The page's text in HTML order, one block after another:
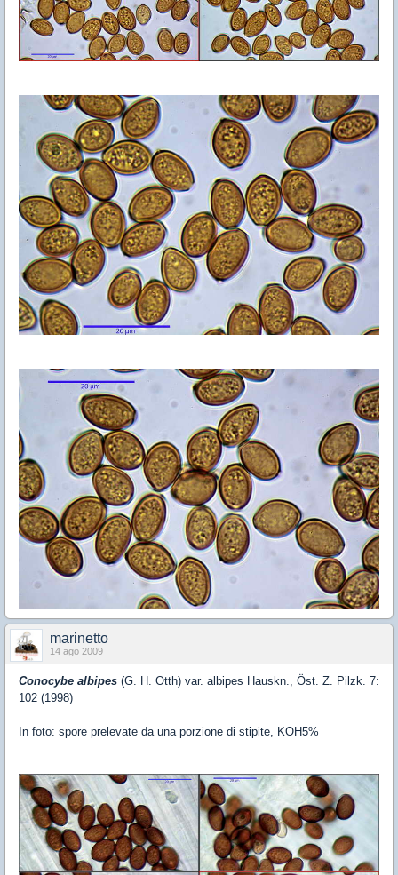
marinetto
14 ago 2009
Conocybe albipes (G. H. Otth) var. albipes Hauskn., Öst. Z. Pilzk. 7:
102 (1998)
In foto: spore prelevate da una porzione di stipite, KOH5%